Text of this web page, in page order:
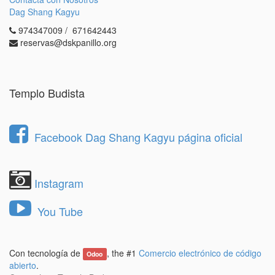
1.- Revisa las
normas generales.
2.- Rellena elformulario aquí
Posteriormente, la Junta directiva le comunicará a
Dag Shang Kagyu
974347009 / 671642443
reservas@dskpanillo.org
Templo Budista
Facebook Dag Shang Kagyu página oficial
Instagram
You Tube
Con tecnología de Odoo , the #1 Comercio electrónico de código
abierto.